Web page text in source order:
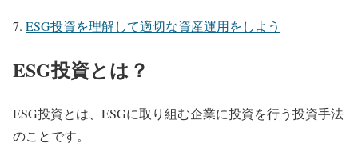
ESG投資を理解して適切な資産運用をしよう
ESG投資とは？
ESG投資とは、ESGに取り組む企業に投資を行う投資手法
のことです。